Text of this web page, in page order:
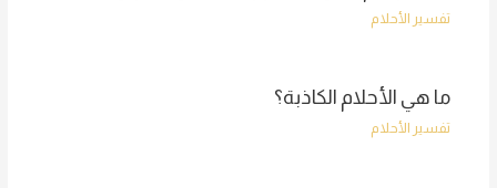
تفسير الأحلام
ما هي الأحلام الكاذبة؟
تفسير الأحلام